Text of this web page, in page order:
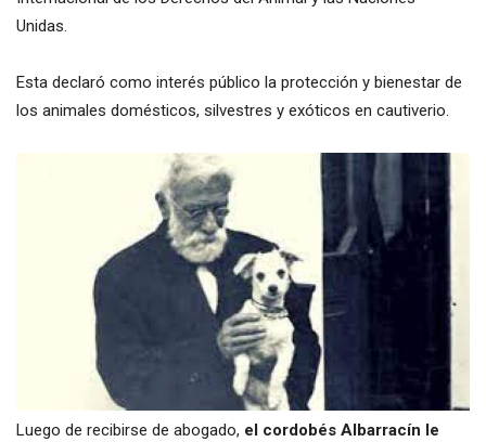
Unidas.
Esta declaró como interés público la protección y bienestar de
los animales domésticos, silvestres y exóticos en cautiverio.
Luego de recibirse de abogado, el cordobés Albarracín le